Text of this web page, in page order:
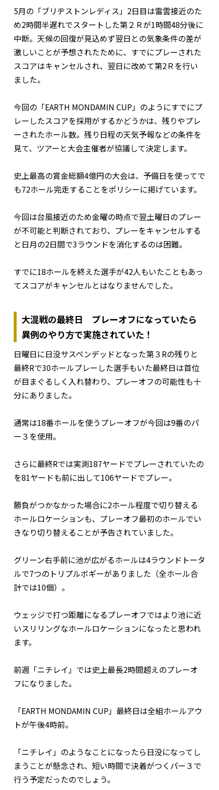
5月の「ブリヂストンレディス」2日目は雷雲接近のた
め2時間半遅れでスタートした第２Ｒが1時間48分後に
中断。天候の回復が見込めず翌日との気象条件の差が
激しいことが予想されたために、すでにプレーされた
スコアはキャンセルされ、翌日に改めて第2Ｒを行い
ました。
今回の「EARTH MONDAMIN CUP」のようにすでにプ
レーしたスコアを採用がするかどうかは、残りやプレ
ーされたホール数。残り日程の天気予報などの条件を
見て、ツアーと大会主催者が協議して決定します。
史上最高の賞金総額4億円の大会は、予備日を使ってで
も72ホール完走することをポリシーに掲げています。
今回は台風接近のため金曜の時点で翌土曜日のプレー
が不可能と判断されており、プレーをキャンセルする
と日月の2日間で3ラウンドを消化するのは困難。
すでに18ホールを終えた選手が42人もいたこともあっ
てスコアがキャンセルとはなりませんでした。
大混戦の最終日 プレーオフになっていたら
異例のやり方で実施されていた！
日曜日に日没サスペンデッドとなった第３Rの残りと
最終Rで30ホールプレーした選手もいた最終日は首位
が目まぐるしく入れ替わり、プレーオフの可能性も十
分にありました。
通常は18番ホールを使うプレーオフが今回は9番のパ
ー３を使用。
さらに最終Rでは実測187ヤードでプレーされていたの
を81ヤードも前に出して106ヤードでプレー。
勝負がつかなかった場合に2ホール程度で切り替える
ホールロケーションも、プレーオフ最初のホールでい
きなり切り替えることが予告されていました。
グリーン右手前に池が広がるホールは4ラウンドトータ
ルで7つのトリプルボギーがありました（全ホール合
計では10個）。
ウェッジで打つ距離になるプレーオフではより池に近
いスリリングなホールロケーションになったと思われ
ます。
前週「ニチレイ」では史上最長2時間超えのプレーオ
フになりました。
「EARTH MONDAMIN CUP」最終日は全組ホールアウ
トが午後4時前。
「ニチレイ」のようなことになったら日没になってし
まうことが懸念され、短い時間で決着がつくパー３で
行う予定だったのでしょう。